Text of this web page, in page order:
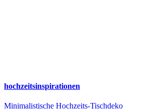
hochzeitsinspirationen
Minimalistische Hochzeits-Tischdeko